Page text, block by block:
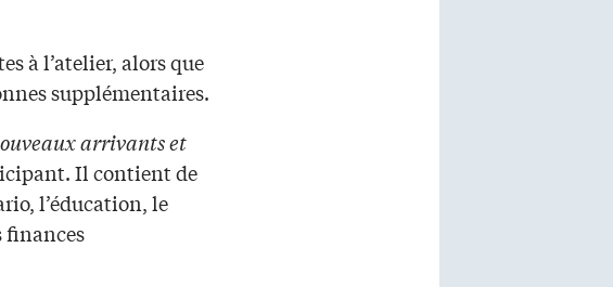
à l’atelier, alors que
supplémentaires.
arrivants et
Il contient de
l’éducation, le
finances